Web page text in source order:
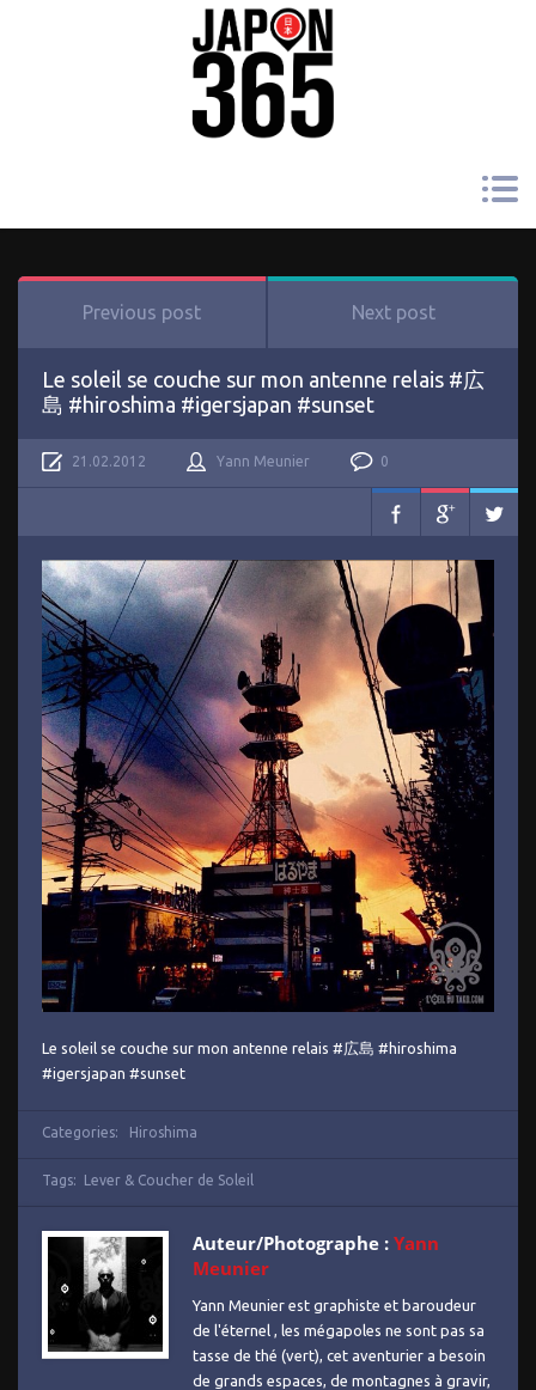
Previous post Next post
Le soleil se couche sur mon antenne relais #広
島 #hiroshima #igersjapan #sunset
21.02.2012 Yann Meunier 0
Le soleil se couche sur mon antenne relais #広島 #hiroshima
#igersjapan #sunset
Categories: Hiroshima
Tags: Lever & Coucher de Soleil
Auteur/Photographe : Yann
Meunier
Yann Meunier est graphiste et baroudeur
de l'éternel , les mégapoles ne sont pas sa
tasse de thé (vert), cet aventurier a besoin
de grands espaces, de montagnes à gravir,